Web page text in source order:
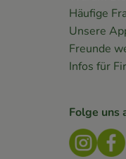
Häufige
Unsere
Freunde
Infos für
Folge uns